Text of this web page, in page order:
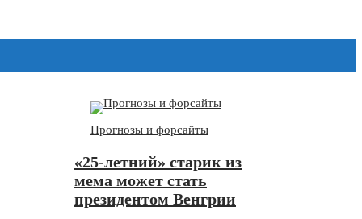
Прогнозы и форсайты
«25-летний» старик из
мема может стать
президентом Венгрии